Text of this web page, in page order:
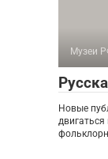
Музеи
Новые